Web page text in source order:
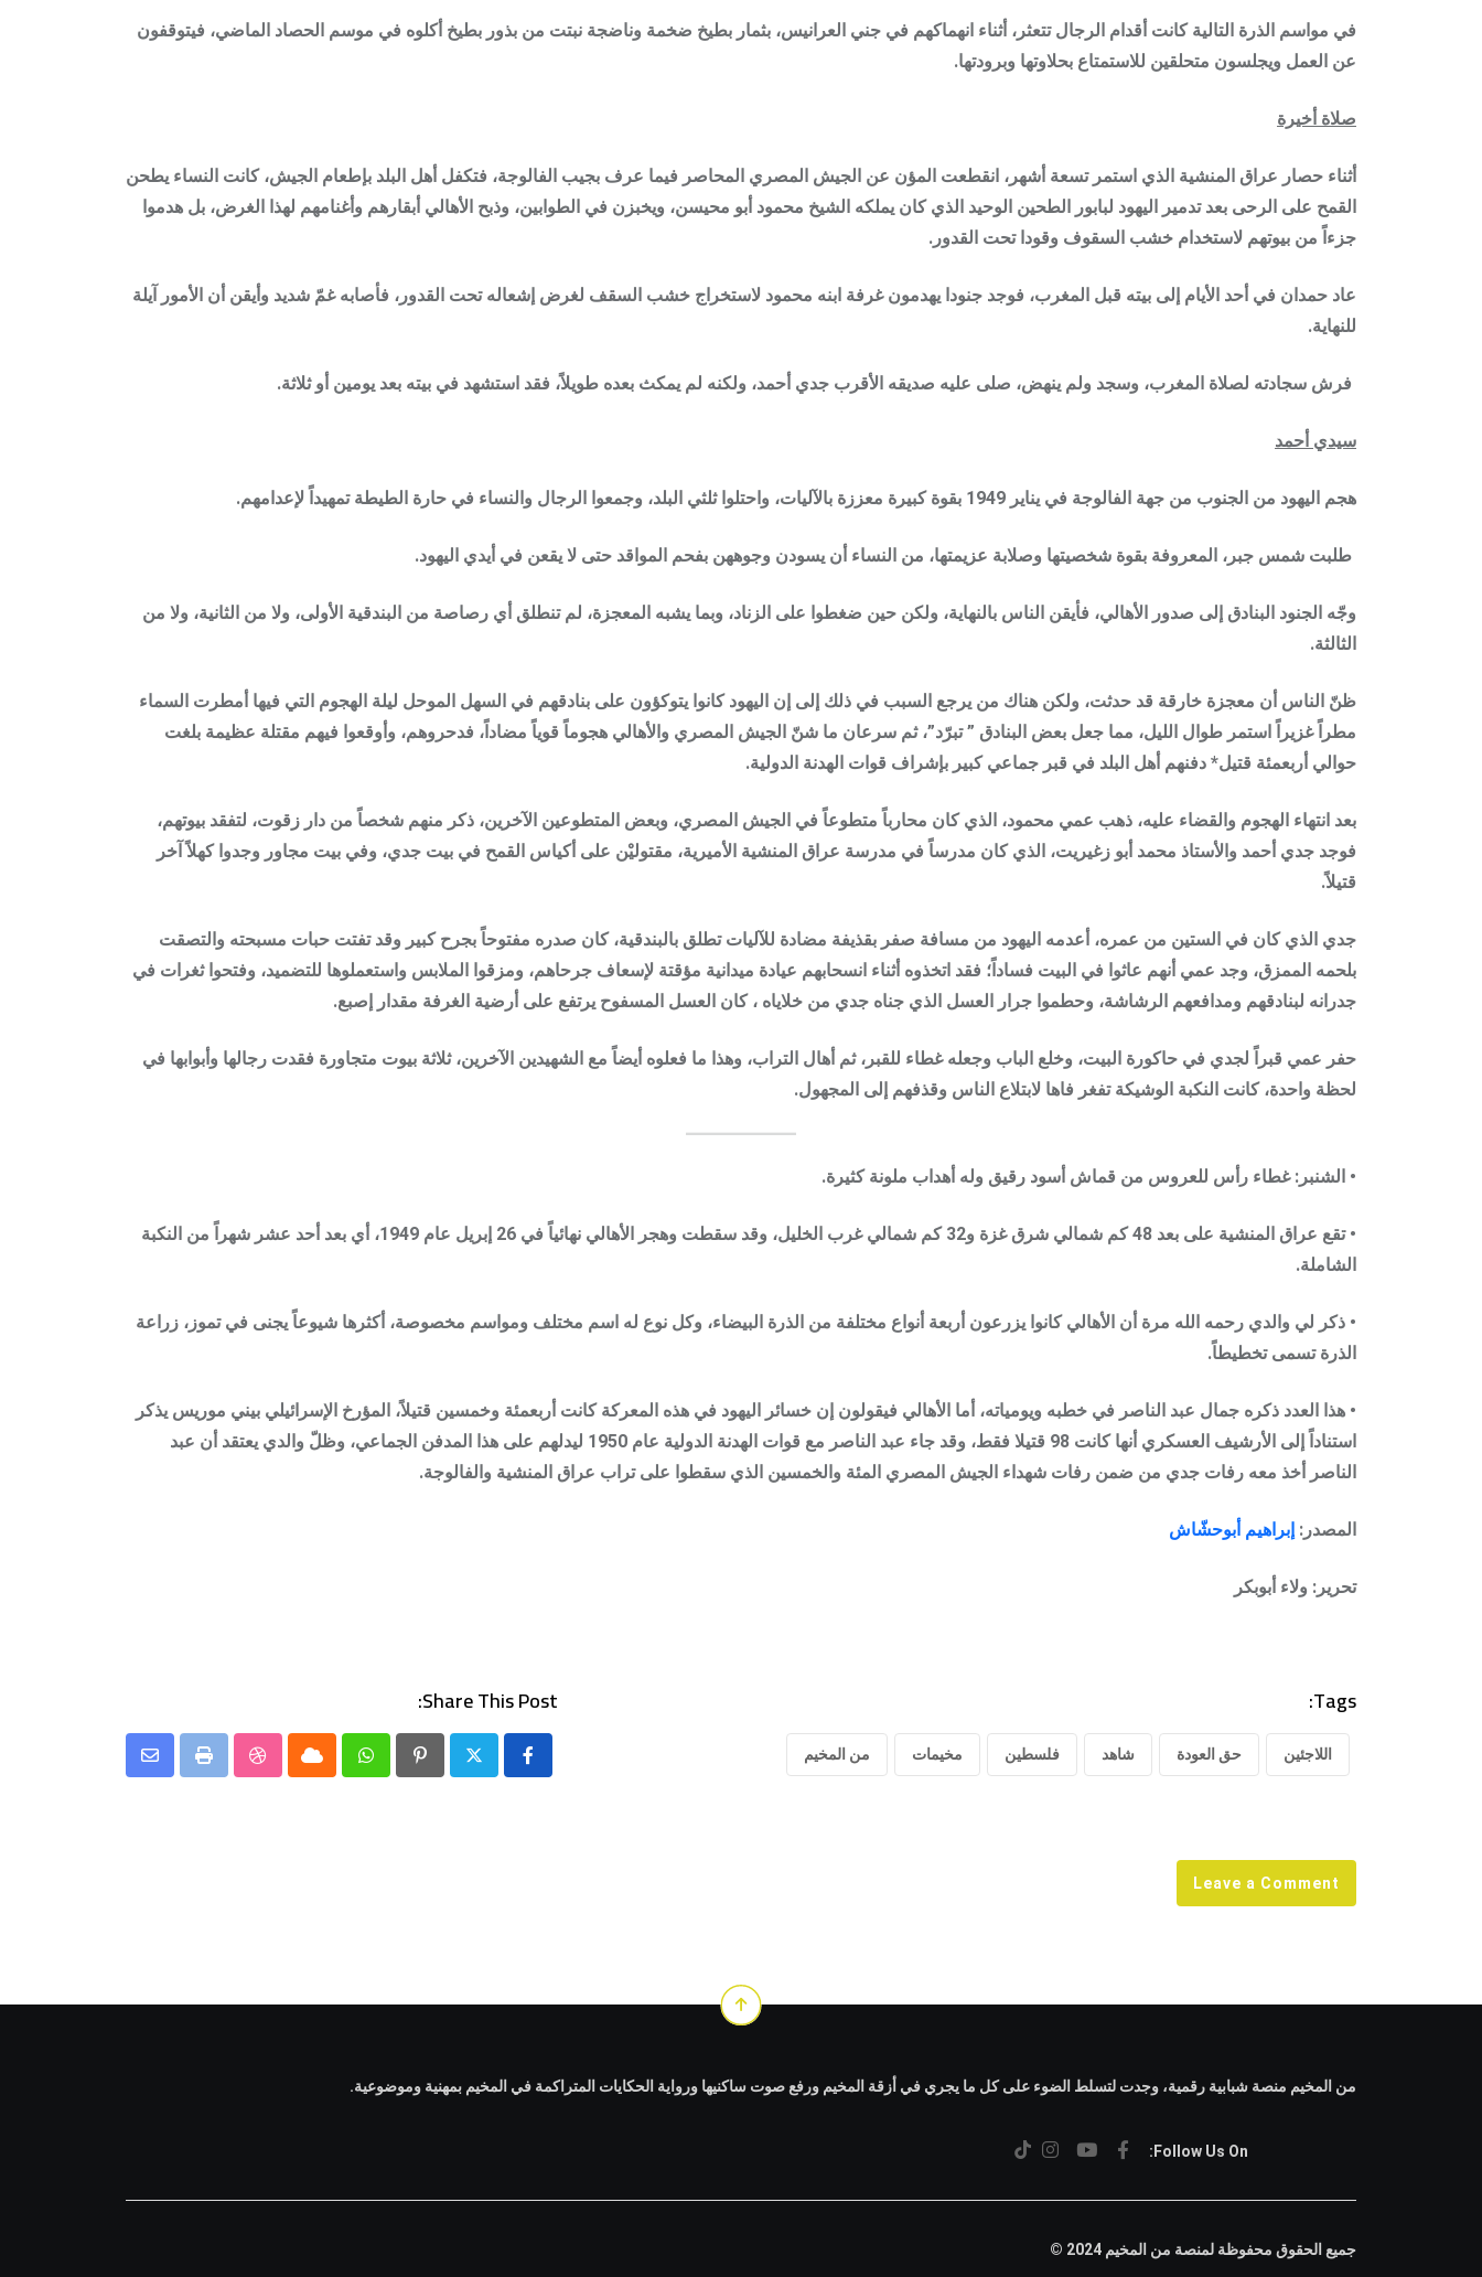
في مواسم الذرة التالية كانت أقدام الرجال تتعثر، أثناء انهماكهم في جني العرانيس، بثمار بطيخ ضخمة وناضجة نبتت من بذور بطيخ أكلوه في موسم الحصاد الماضي، فيتوقفون
عن العمل ويجلسون متحلقين للاستمتاع بحلاوتها وبرودتها.
صلاة أخيرة
أثناء حصار عراق المنشية الذي استمر تسعة أشهر، انقطعت المؤن عن الجيش المصري المحاصر فيما عرف بجيب الفالوجة، فتكفل أهل البلد بإطعام الجيش، كانت النساء يطحن
القمح على الرحى بعد تدمير اليهود لبابور الطحين الوحيد الذي كان يملكه الشيخ محمود أبو محيسن، ويخبزن في الطوابين، وذبح الأهالي أبقارهم وأغنامهم لهذا الغرض، بل هدموا
جزءاً من بيوتهم لاستخدام خشب السقوف وقودا تحت القدور.
عاد حمدان في أحد الأيام إلى بيته قبل المغرب، فوجد جنودا يهدمون غرفة ابنه محمود لاستخراج خشب السقف لغرض إشعاله تحت القدور، فأصابه غمّ شديد وأيقن أن الأمور آيلة
للنهاية.
فرش سجادته لصلاة المغرب، وسجد ولم ينهض، صلى عليه صديقه الأقرب جدي أحمد، ولكنه لم يمكث بعده طويلاً، فقد استشهد في بيته بعد يومين أو ثلاثة.
سيدي أحمد
هجم اليهود من الجنوب من جهة الفالوجة في يناير 1949 بقوة كبيرة معززة بالآليات، واحتلوا ثلثي البلد، وجمعوا الرجال والنساء في حارة الطيطة تمهيداً لإعدامهم.
طلبت شمس جبر، المعروفة بقوة شخصيتها وصلابة عزيمتها، من النساء أن يسودن وجوههن بفحم المواقد حتى لا يقعن في أيدي اليهود.
وجّه الجنود البنادق إلى صدور الأهالي، فأيقن الناس بالنهاية، ولكن حين ضغطوا على الزناد، وبما يشبه المعجزة، لم تنطلق أي رصاصة من البندقية الأولى، ولا من الثانية، ولا من
الثالثة.
ظنّ الناس أن معجزة خارقة قد حدثت، ولكن هناك من يرجع السبب في ذلك إلى إن اليهود كانوا يتوكؤون على بنادقهم في السهل الموحل ليلة الهجوم التي فيها أمطرت السماء
مطراً غزيراً استمر طوال الليل، مما جعل بعض البنادق ” تبرّد”، ثم سرعان ما شنّ الجيش المصري والأهالي هجوماً قوياً مضاداً، فدحروهم، وأوقعوا فيهم مقتلة عظيمة بلغت
حوالي أربعمئة قتيل* دفنهم أهل البلد في قبر جماعي كبير بإشراف قوات الهدنة الدولية.
بعد انتهاء الهجوم والقضاء عليه، ذهب عمي محمود، الذي كان محارباً متطوعاً في الجيش المصري، وبعض المتطوعين الآخرين، ذكر منهم شخصاً من دار زقوت، لتفقد بيوتهم،
فوجد جدي أحمد والأستاذ محمد أبو زغيريت، الذي كان مدرساً في مدرسة عراق المنشية الأميرية، مقتوليْن على أكياس القمح في بيت جدي، وفي بيت مجاور وجدوا كهلاً آخر
قتيلاً.
جدي الذي كان في الستين من عمره، أعدمه اليهود من مسافة صفر بقذيفة مضادة للآليات تطلق بالبندقية، كان صدره مفتوحاً بجرح كبير وقد تفتت حبات مسبحته والتصقت
بلحمه الممزق، وجد عمي أنهم عاثوا في البيت فساداً؛ فقد اتخذوه أثناء انسحابهم عيادة ميدانية مؤقتة لإسعاف جرحاهم، ومزقوا الملابس واستعملوها للتضميد، وفتحوا ثغرات في
جدرانه لبنادقهم ومدافعهم الرشاشة، وحطموا جرار العسل الذي جناه جدي من خلاياه ، كان العسل المسفوح يرتفع على أرضية الغرفة مقدار إصبع.
حفر عمي قبراً لجدي في حاكورة البيت، وخلع الباب وجعله غطاء للقبر، ثم أهال التراب، وهذا ما فعلوه أيضاً مع الشهيدين الآخرين، ثلاثة بيوت متجاورة فقدت رجالها وأبوابها في
لحظة واحدة، كانت النكبة الوشيكة تفغر فاها لابتلاع الناس وقذفهم إلى المجهول.
• الشنبر: غطاء رأس للعروس من قماش أسود رقيق وله أهداب ملونة كثيرة.
• تقع عراق المنشية على بعد 48 كم شمالي شرق غزة و32 كم شمالي غرب الخليل، وقد سقطت وهجر الأهالي نهائياً في 26 إبريل عام 1949، أي بعد أحد عشر شهراً من النكبة
الشاملة.
• ذكر لي والدي رحمه الله مرة أن الأهالي كانوا يزرعون أربعة أنواع مختلفة من الذرة البيضاء، وكل نوع له اسم مختلف ومواسم مخصوصة، أكثرها شيوعاً يجنى في تموز، زراعة
الذرة تسمى تخطيطاً.
• هذا العدد ذكره جمال عبد الناصر في خطبه ويومياته، أما الأهالي فيقولون إن خسائر اليهود في هذه المعركة كانت أربعمئة وخمسين قتيلاً، المؤرخ الإسرائيلي بيني موريس يذكر
استناداً إلى الأرشيف العسكري أنها كانت 98 قتيلا فقط، وقد جاء عبد الناصر مع قوات الهدنة الدولية عام 1950 ليدلهم على هذا المدفن الجماعي، وظلّ والدي يعتقد أن عبد
الناصر أخذ معه رفات جدي من ضمن رفات شهداء الجيش المصري المئة والخمسين الذي سقطوا على تراب عراق المنشية والفالوجة.
المصدر: إبراهيم أبوحشّاش
تحرير: ولاء أبوبكر
Tags:
اللاجئين حق العودة شاهد فلسطين مخيمات من المخيم
Share This Post:
Pinterest
Whatsapp
Cloud
StumbleUpon
Print
Share
Leave a Comment
من المخيم منصة شبابية رقمية، وجدت لتسلط الضوء على كل ما يجري في أزقة المخيم ورفع صوت ساكنيها ورواية الحكايات المتراكمة في المخيم بمهنية وموضوعية.
Follow Us On:
جميع الحقوق محفوظة لمنصة من المخيم 2024 ©